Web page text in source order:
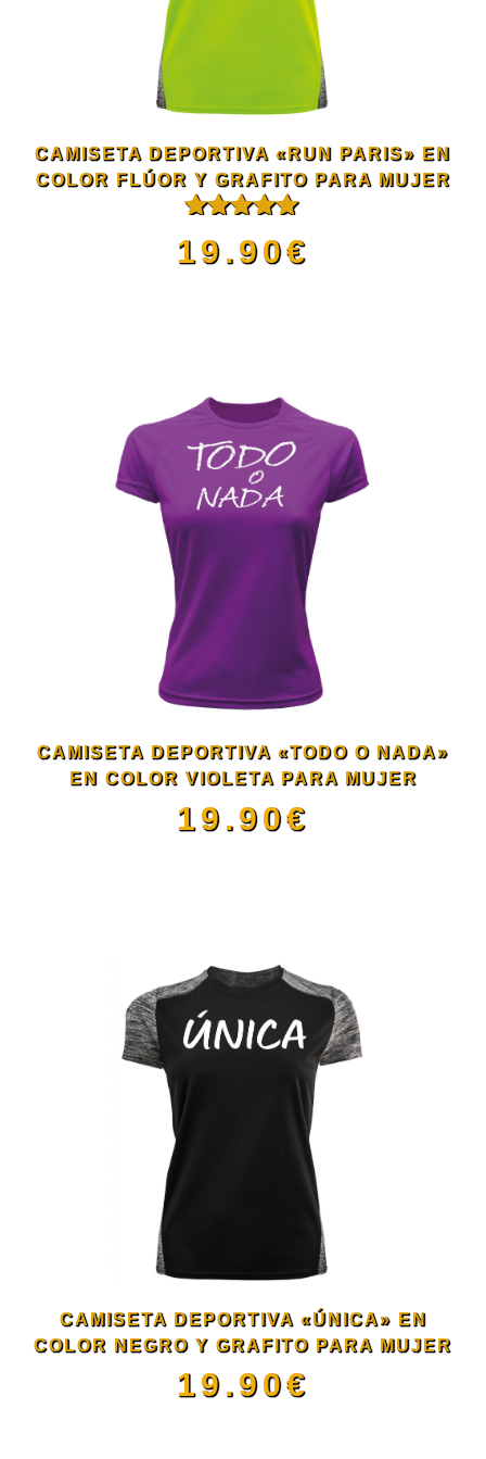
opciones
se
pueden
elegir
página
de
producto
CAMISETA DEPORTIVA «RUN PARIS» EN
COLOR FLÚOR Y GRAFITO PARA MUJER
Valorado
con5.00de
19.90€
tiene
múltiples
variantes.
opciones
se
pueden
la
página
producto
CAMISETA DEPORTIVA «TODO O NADA»
EN COLOR VIOLETA PARA MUJER
19.90€
tiene
múltiples
variantes.
opciones
se
pueden
CAMISETA DEPORTIVA «ÚNICA» EN
COLOR NEGRO Y GRAFITO PARA MUJER
19.90€